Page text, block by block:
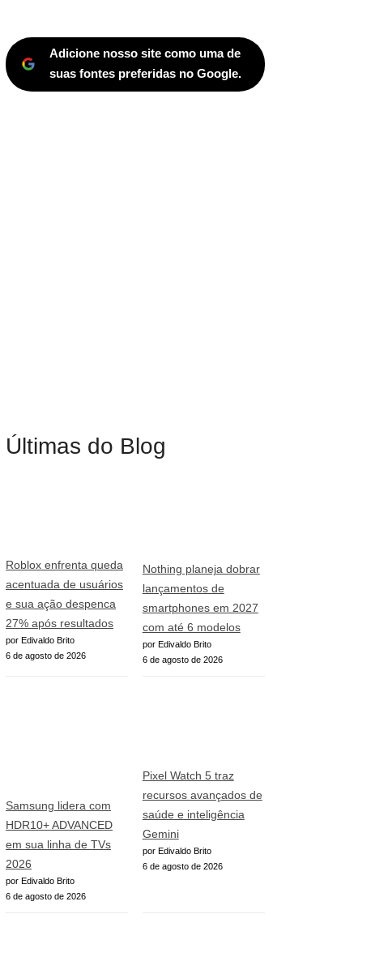
Adicione nosso site como uma de
suas fontes preferidas no Google.
Últimas do Blog
Roblox enfrenta queda
acentuada de usuários
e sua ação despenca
27% após resultados
por Edivaldo Brito
6 de agosto de 2026
Nothing planeja dobrar
lançamentos de
smartphones em 2027
com até 6 modelos
por Edivaldo Brito
6 de agosto de 2026
Samsung lidera com
HDR10+ ADVANCED
em sua linha de TVs
2026
por Edivaldo Brito
6 de agosto de 2026
Pixel Watch 5 traz
recursos avançados de
saúde e inteligência
Gemini
por Edivaldo Brito
6 de agosto de 2026